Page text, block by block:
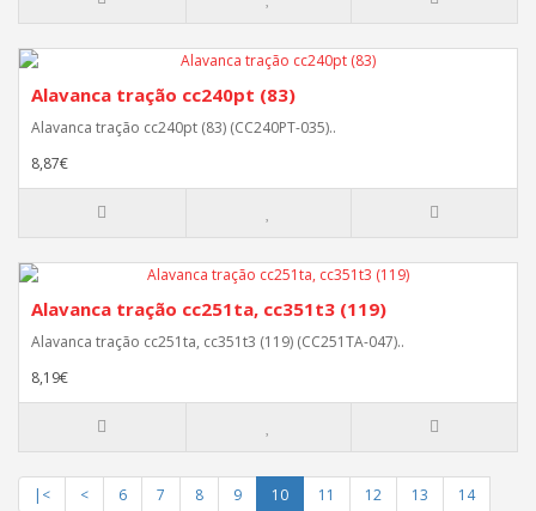
Alavanca tração cc240pt (83)
Alavanca tração cc240pt (83) (CC240PT-035)..
8,87€
Alavanca tração cc251ta, cc351t3 (119)
Alavanca tração cc251ta, cc351t3 (119) (CC251TA-047)..
8,19€
|< < 6 7 8 9 10 11 12 13
14